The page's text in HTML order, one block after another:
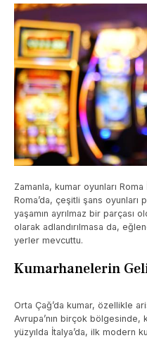
Zamanla, kumar oyunları Roma
Roma’da, çeşitli şans
yaşamın ayrılmaz bir parçası
olarak adlandırılmasa da,
yerler mevcuttu.
Kumarhanelerin
Orta Çağ’da kumar, özellikle
Avrupa’nın birçok bölgesinde,
yüzyılda İtalya’da, ilk modern